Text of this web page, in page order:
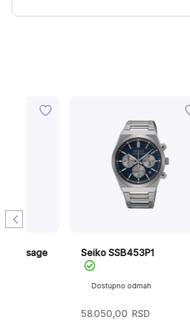
Dostupno odmah
Seiko SSB453P1
58.050,00 RSD